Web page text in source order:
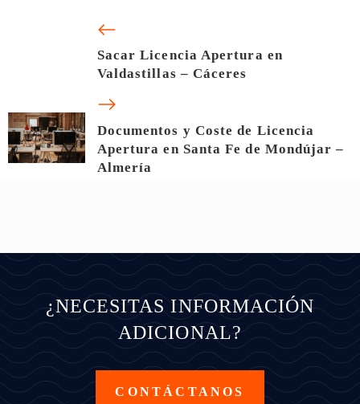
Sacar Licencia Apertura en
Valdastillas – Cáceres
Documentos y Coste de Licencia
Apertura en Santa Fe de Mondújar –
Almería
¿NECESITAS INFORMACIÓN
ADICIONAL?
CONTÁCTANOS